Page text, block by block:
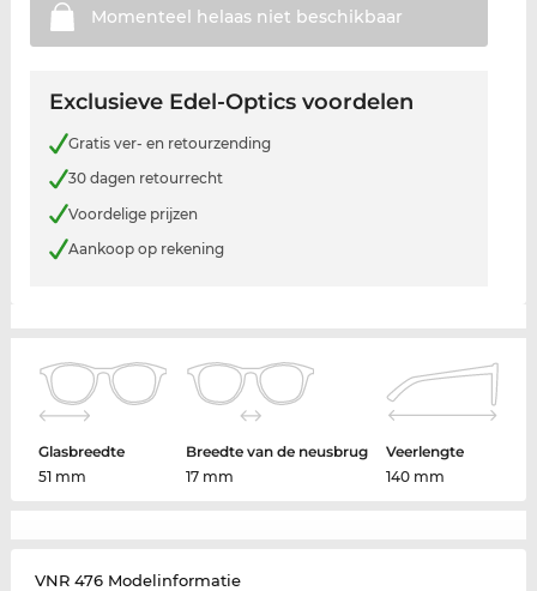
Momenteel helaas niet beschikbaar
Exclusieve Edel-Optics voordelen
Gratis ver- en retourzending
30 dagen retourrecht
Voordelige prijzen
Aankoop op rekening
Glasbreedte
51 mm
Breedte van de neusbrug
17 mm
Veerlengte
140 mm
VNR 476 Modelinformatie